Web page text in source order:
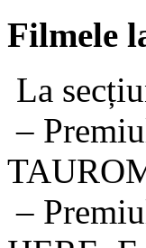
Filmele
La
–
–